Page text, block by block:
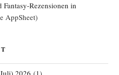
Rezensionen in
AppSheet)